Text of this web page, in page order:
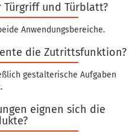
und Türblatt?
Anwendungsbereiche.
die Zutrittsfunktion?
gestalterische Aufgaben
eignen sich die